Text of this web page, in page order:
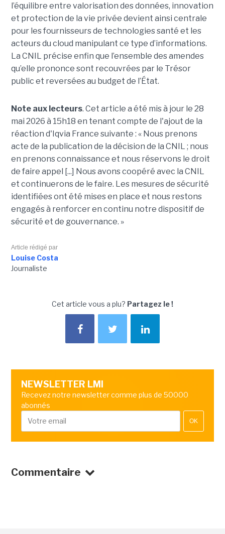
l’équilibre entre valorisation des données, innovation
et protection de la vie privée devient ainsi centrale
pour les fournisseurs de technologies santé et les
acteurs du cloud manipulant ce type d’informations.
La CNIL précise enfin que l’ensemble des amendes
qu’elle prononce sont recouvrées par le Trésor
public et reversées au budget de l’État.
Note aux lecteurs. Cet article a été mis à jour le 28
mai 2026 à 15h18 en tenant compte de l'ajout de la
réaction d'Iqvia France suivante : « Nous prenons
acte de la publication de la décision de la CNIL ; nous
en prenons connaissance et nous réservons le droit
de faire appel [...] Nous avons coopéré avec la CNIL
et continuerons de le faire. Les mesures de sécurité
identifiées ont été mises en place et nous restons
engagés à renforcer en continu notre dispositif de
sécurité et de gouvernance. »
Article rédigé par
Louise Costa
Journaliste
Cet article vous a plu? Partagez le !
NEWSLETTER LMI
Recevez notre newsletter comme plus de 50000
abonnés
OK
Commentaire